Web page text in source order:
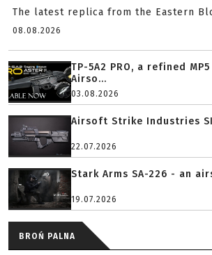
The latest replica from the Eastern
08.08.2026
TP-5A2 PRO, a refined
Airso...
03.08.2026
Airsoft Strike Industries
22.07.2026
Stark Arms SA-226 - an
19.07.2026
BROŃ PALNA